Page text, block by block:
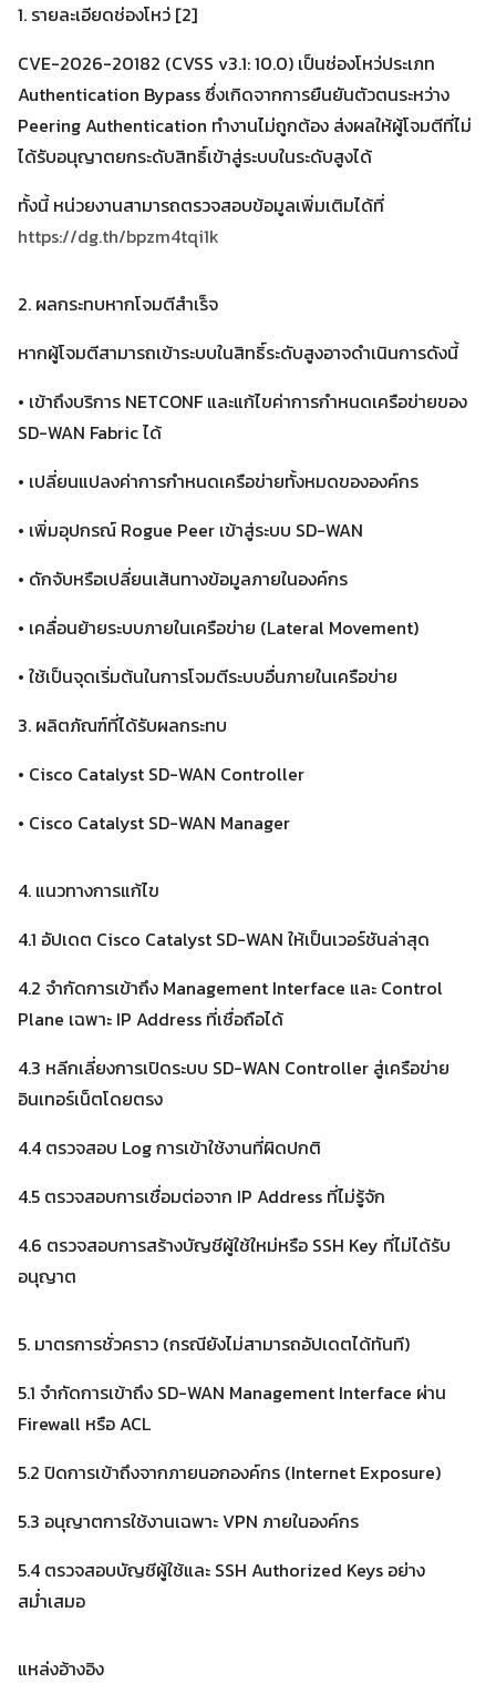
for:
Search
1. รายละเอียดช่องโหว่ [2]
CVE-2026-20182 (CVSS v3.1: 10.0) เป็นช่องโหว่ประเภท
Authentication Bypass ซึ่งเกิดจากการยืนยันตัวตนระหว่าง
Peering Authentication ทำงานไม่ถูกต้อง ส่งผลให้ผู้โจมตีที่ไม่
ได้รับอนุญาตยกระดับสิทธิ์เข้าสู่ระบบในระดับสูงได้
ทั้งนี้ หน่วยงานสามารถตรวจสอบข้อมูลเพิ่มเติมได้ที่
https://dg.th/bpzm4tqi1k
2. ผลกระทบหากโจมตีสำเร็จ
หากผู้โจมตีสามารถเข้าระบบในสิทธิ์ระดับสูงอาจดำเนินการดังนี้
• เข้าถึงบริการ NETCONF และแก้ไขค่าการกำหนดเครือข่ายของ
SD-WAN Fabric ได้
• เปลี่ยนแปลงค่าการกำหนดเครือข่ายทั้งหมดขององค์กร
• เพิ่มอุปกรณ์ Rogue Peer เข้าสู่ระบบ SD-WAN
• ดักจับหรือเปลี่ยนเส้นทางข้อมูลภายในองค์กร
• เคลื่อนย้ายระบบภายในเครือข่าย (Lateral Movement)
• ใช้เป็นจุดเริ่มต้นในการโจมตีระบบอื่นภายในเครือข่าย
3. ผลิตภัณฑ์ที่ได้รับผลกระทบ
• Cisco Catalyst SD-WAN Controller
• Cisco Catalyst SD-WAN Manager
4. แนวทางการแก้ไข
4.1 อัปเดต Cisco Catalyst SD-WAN ให้เป็นเวอร์ชันล่าสุด
4.2 จำกัดการเข้าถึง Management Interface และ Control
Plane เฉพาะ IP Address ที่เชื่อถือได้
4.3 หลีกเลี่ยงการเปิดระบบ SD-WAN Controller สู่เครือข่าย
อินเทอร์เน็ตโดยตรง
4.4 ตรวจสอบ Log การเข้าใช้งานที่ผิดปกติ
4.5 ตรวจสอบการเชื่อมต่อจาก IP Address ที่ไม่รู้จัก
4.6 ตรวจสอบการสร้างบัญชีผู้ใช้ใหม่หรือ SSH Key ที่ไม่ได้รับ
อนุญาต
5. มาตรการชั่วคราว (กรณียังไม่สามารถอัปเดตได้ทันที)
5.1 จำกัดการเข้าถึง SD-WAN Management Interface ผ่าน
Firewall หรือ ACL
5.2 ปิดการเข้าถึงจากภายนอกองค์กร (Internet Exposure)
5.3 อนุญาตการใช้งานเฉพาะ VPN ภายในองค์กร
5.4 ตรวจสอบบัญชีผู้ใช้และ SSH Authorized Keys อย่าง
สม่ำเสมอ
แหล่งอ้างอิง